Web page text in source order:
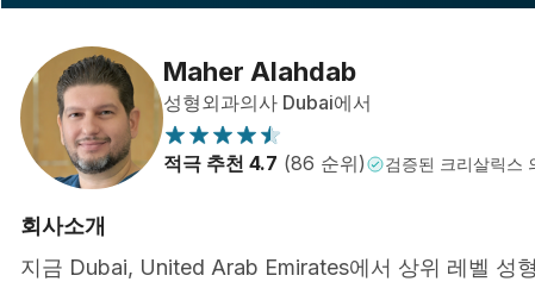
Maher Alahdab
성형외과의사 Dubai에서
적극 추천 4.7 (86 순위) 검증된 크리살릭스
회사소개
지금 Dubai, United Arab Emirates에서 상위 레벨 성